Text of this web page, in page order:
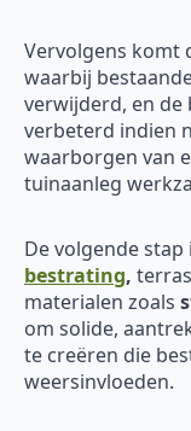
Vervolgens komt
waarbij
verwijderd, en de
verbeterd indien
waarborgen van
tuinaanleg
De volgende
bestrating,
materialen zoals
om solide,
te creëren die
weersinvloeden.